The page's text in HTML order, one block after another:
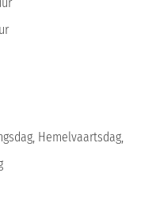
Hemelvaartsdag,